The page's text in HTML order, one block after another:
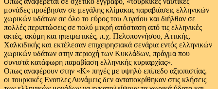
μονάδες προέβησαν σε μεγάλης κλίμακας παραβιάσεις ελληνικών
χωρικών υδάτων σε όλο το εύρος του Αιγαίου και διήλθαν σε
πολλές περιπτώσεις σε πολύ μικρή απόσταση από τις ελληνικές
ακτές, ακόμη και ηπειρωτικές, π.χ. Πελοποννήσου, Αττικής,
Χαλκιδικής και εκτέλεσαν επιχειρησιακά σενάρια εντός ελληνικών
χωρικών υδάτων στην περιοχή των Κυκλάδων, πράγμα που
συνιστά κατάφωρη παραβίαση ελληνικής κυριαρχίας».
Οπως αναφέρουν στην «Κ» πηγές με υψηλό επίπεδο αξιοπιστίας,
οι τουρκικές Ενοπλες Δυνάμεις δεν ανταποκρίθηκαν στις κλήσεις